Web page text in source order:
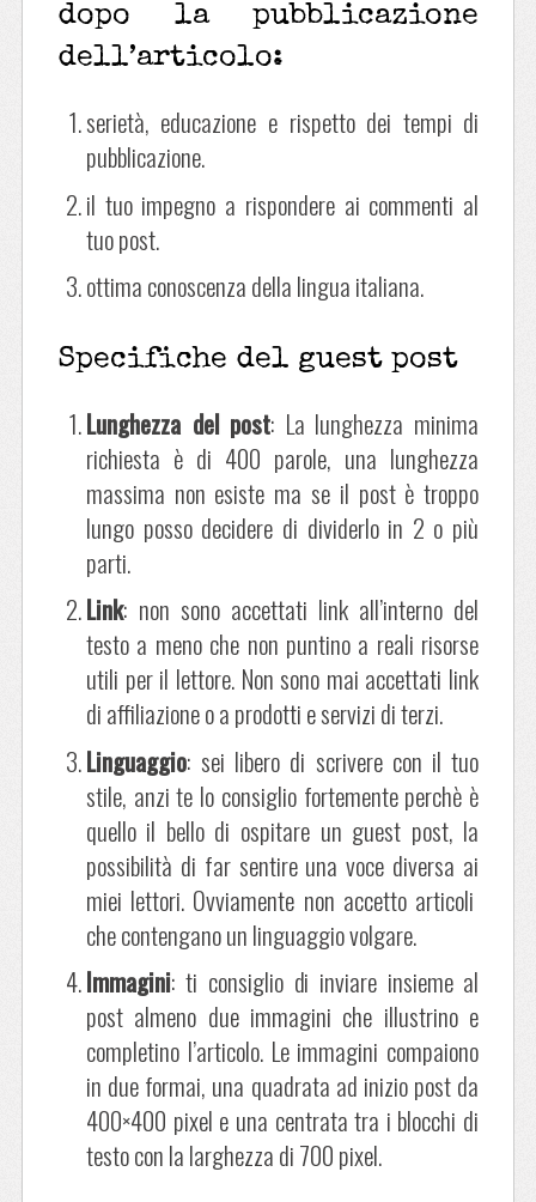
dopo la pubblicazione
dell’articolo:
serietà, educazione e rispetto dei tempi di
pubblicazione.
il tuo impegno a rispondere ai commenti al
tuo post.
ottima conoscenza della lingua italiana.
Specifiche del guest post
Lunghezza del post: La lunghezza minima
richiesta è di 400 parole, una lunghezza
massima non esiste ma se il post è troppo
lungo posso decidere di dividerlo in 2 o più
parti.
Link: non sono accettati link all’interno del
testo a meno che non puntino a reali risorse
utili per il lettore. Non sono mai accettati link
di affiliazione o a prodotti e servizi di terzi.
Linguaggio: sei libero di scrivere con il tuo
stile, anzi te lo consiglio fortemente perchè è
quello il bello di ospitare un guest post, la
possibilità di far sentire una voce diversa ai
miei lettori. Ovviamente non accetto articoli
che contengano un linguaggio volgare.
Immagini: ti consiglio di inviare insieme al
post almeno due immagini che illustrino e
completino l’articolo. Le immagini compaiono
in due formai, una quadrata ad inizio post da
400×400 pixel e una centrata tra i blocchi di
testo con la larghezza di 700 pixel.